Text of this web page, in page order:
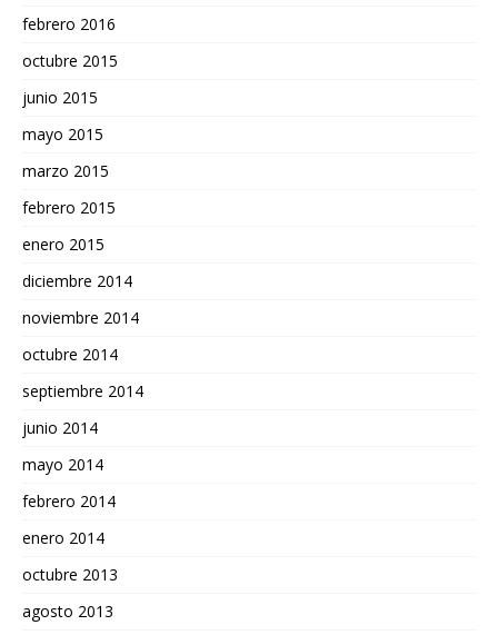
febrero 2016
octubre 2015
junio 2015
mayo 2015
marzo 2015
febrero 2015
enero 2015
diciembre 2014
noviembre 2014
octubre 2014
septiembre 2014
junio 2014
mayo 2014
febrero 2014
enero 2014
octubre 2013
agosto 2013